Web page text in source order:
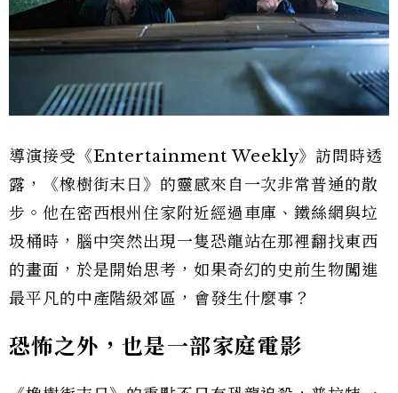
導演接受《Entertainment Weekly》訪問時透
露，《橡樹街末日》的靈感來自一次非常普通的散
步。他在密西根州住家附近經過車庫、鐵絲網與垃
圾桶時，腦中突然出現一隻恐龍站在那裡翻找東西
的畫面，於是開始思考，如果奇幻的史前生物闖進
最平凡的中產階級郊區，會發生什麼事？
恐怖之外，也是一部家庭電影